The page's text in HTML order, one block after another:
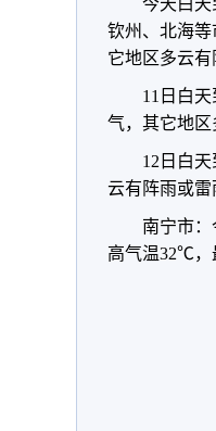
今天白天
钦州、北海
它地区多云有
11日白
气，其它地
12日白
云有阵雨或雷
南宁市
高气温32℃，